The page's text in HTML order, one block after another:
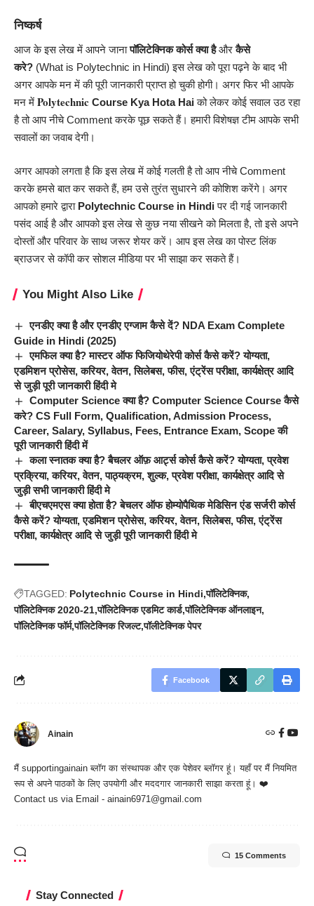
निष्कर्ष
आज के इस लेख में आपने जाना पॉलिटेक्निककोर्स क्या हैऔरकैसे
करे? (What is Polytechnic in Hindi) इस लेख को पूरा पढ़ने के बाद भी
अगर आपके मन में की पूरी जानकारी प्राप्त हो चुकी होगी। अगर फिर भी आपके
मन में Polytechnic Course Kya Hota Haiको लेकर कोई सवाल उठ रहा
है तो आप नीचे Comment करके पूछ सकते हैं। हमारी विशेषज्ञ टीम आपके सभी
सवालों का जवाब देगी।
अगर आपको लगता है कि इस लेख में कोई गलती है तो आप नीचे Comment
करके हमसे बात कर सकते हैं, हम उसे तुरंत सुधारने की कोशिश करेंगे। अगर
आपको हमारे द्वारा Polytechnic Course in Hindiपर दी गई जानकारी
पसंद आई है और आपको इस लेख से कुछ नया सीखने को मिलता है, तो इसे अपने
दोस्तों और परिवार के साथ जरूर शेयर करें। आप इस लेख का पोस्ट लिंक
ब्राउजर से कॉपी कर सोशल मीडिया पर भी साझा कर सकते हैं।
You Might Also Like
एनडीए क्या है और एनडीए एग्जाम कैसे दें? NDA Exam Complete
Guide in Hindi (2025)
एमफिल क्या है? मास्टर ऑफ फिजियोथेरेपी कोर्स कैसे करें? योग्यता,
एडमिशन प्रोसेस, करियर, वेतन, सिलेबस, फीस, एंट्रेंस परीक्षा, कार्यक्षेत्र आदि
से जुड़ी पूरी जानकारी हिंदी मे
Computer Science क्या है? Computer Science Course कैसे
करे? CS Full Form, Qualification, Admission Process,
Career, Salary, Syllabus, Fees, Entrance Exam, Scope की
पूरी जानकारी हिंदी में
कला स्नातक क्या है? बैचलर ऑफ़ आर्ट्स कोर्स कैसे करें? योग्यता, प्रवेश
प्रक्रिया, करियर, वेतन, पाठ्यक्रम, शुल्क, प्रवेश परीक्षा, कार्यक्षेत्र आदि से
जुड़ी सभी जानकारी हिंदी मे
बीएचएमएस क्या होता है? बेचलर ऑफ होम्योपैथिक मेडिसिन एंड सर्जरी कोर्स
कैसे करें? योग्यता, एडमिशन प्रोसेस, करियर, वेतन, सिलेबस, फीस, एंट्रेंस
परीक्षा, कार्यक्षेत्र आदि से जुड़ी पूरी जानकारी हिंदी मे
TAGGED: Polytechnic Course in Hindi पॉलिटेक्निक
पॉलिटेक्निक 2020-21 पॉलिटेक्निक एडमिट कार्ड पॉलिटेक्निक ऑनलाइन
पॉलिटेक्निक फॉर्म पॉलिटेक्निक रिजल्ट पॉलीटेक्निक पेपर
Facebook
Ainain
मैं supportingainain ब्लॉग का संस्थापक और एक पेशेवर ब्लॉगर हूं। यहाँ पर मैं नियमित
रूप से अपने पाठकों के लिए उपयोगी और मददगार जानकारी साझा करता हूं। ❤️
Contact us via Email - ainain6971@gmail.com
15 Comments
Stay Connected